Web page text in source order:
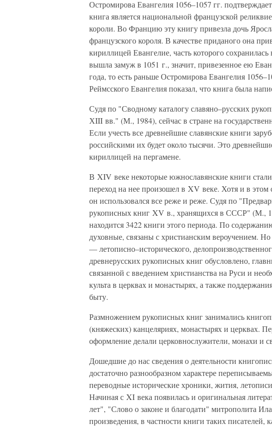
Остромирова Евангелия 1056–1057 гг.
книга является национальной французской
короли. Во Францию эту книгу привезла дочь
французского короля. В качестве приданого она
кириллицей Евангелие, часть которого
вышла замуж в 1051 г., значит, привезенное ею
года, то есть раньше Остромирова Евангелия
Реймсского Евангелия показал, что книга была
Судя по "Сводному каталогу славяно–русских
ХIII вв." (М., 1984), сейчас в стране на
Если учесть все древнейшие славянские книги
российскими их будет около тысячи. Это
кириллицей на пергамене.
В XIV веке некоторые южнославянские книги
переход на нее произошел в XV веке. Хотя и в
он использовался все реже и реже. Судя по
рукописных книг XV в., хранящихся в СССР" (М.,
находится 3422 книги этого периода. По
духовные, связаны с христианским вероучением.
— летописно–исторического,
древнерусских рукописных книг обусловлено,
связанной с введением христианства на Руси и
культа в церквах и монастырях, а также
быту.
Размножением рукописных книг занимались
(княжеских) канцеляриях, монастырях и церквах.
оформление делали церковнослужители, монахи и
Дошедшие до нас сведения о деятельности
достаточно разнообразном характере
переводные исторические хроники, жития,
Начиная с XI века появилась и оригинальная
лет", "Слово о законе и благодати" митрополита
произведения, в частности книги таких